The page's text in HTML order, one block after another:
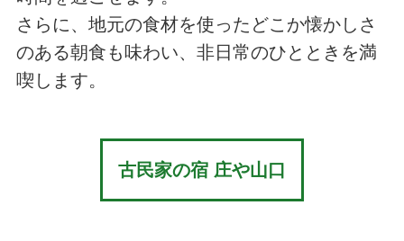
さらに、地元の食材を使ったどこか懐かしさ
のある朝食も味わい、非日常のひとときを満
喫します。
古民家の宿 庄や山口